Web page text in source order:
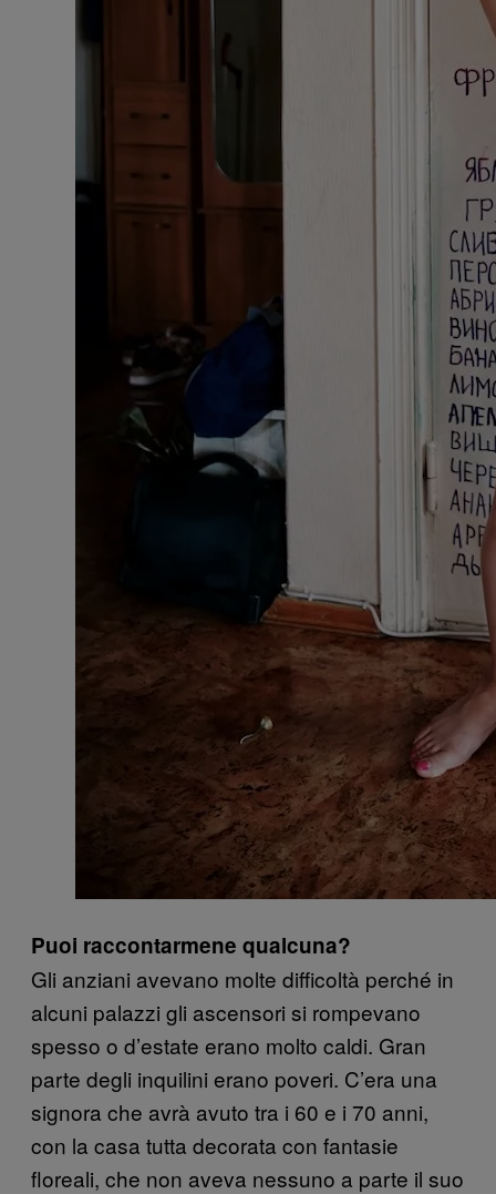
Puoi raccontarmene qualcuna?
Gli anziani avevano molte difficoltà perché in
alcuni palazzi gli ascensori si rompevano
spesso o d’estate erano molto caldi. Gran
parte degli inquilini erano poveri. C’era una
signora che avrà avuto tra i 60 e i 70 anni,
con la casa tutta decorata con fantasie
floreali, che non aveva nessuno a parte il suo